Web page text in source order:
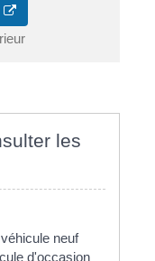
les
neuf
d'occasion